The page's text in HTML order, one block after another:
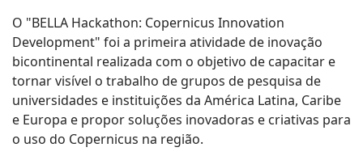
O "BELLA Hackathon: Copernicus Innovation
Development" foi a primeira atividade de inovação
bicontinental realizada com o objetivo de capacitar e
tornar visível o trabalho de grupos de pesquisa de
universidades e instituições da América Latina, Caribe
e Europa e propor soluções inovadoras e criativas para
o uso do Copernicus na região.